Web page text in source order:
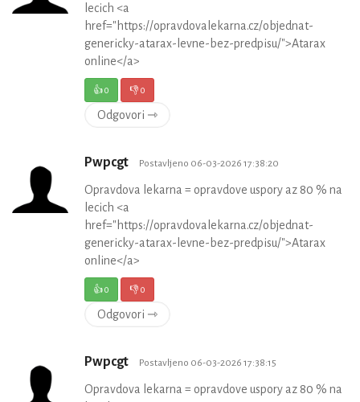
lecich <a
href="https://opravdovalekarna.cz/objednat-
genericky-atarax-levne-bez-predpisu/">Atarax
online</a>
👍0 👎0
Odgovori ⇾
Pwpcgt Postavljeno 06-03-2026 17:38:20
Opravdova lekarna = opravdove uspory az 80 % na
lecich <a
href="https://opravdovalekarna.cz/objednat-
genericky-atarax-levne-bez-predpisu/">Atarax
online</a>
👍0 👎0
Odgovori ⇾
Pwpcgt Postavljeno 06-03-2026 17:38:15
Opravdova lekarna = opravdove uspory az 80 % na